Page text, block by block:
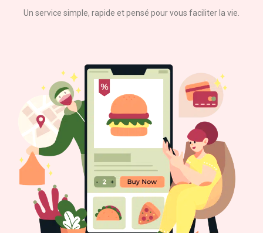
Un service simple, rapide et pensé pour vous faciliter la vie.